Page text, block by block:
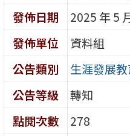
發佈日期
2025 年 5
發佈單位
資料組
公告類別
生涯發展
公告等級
轉知
點閱次數
278